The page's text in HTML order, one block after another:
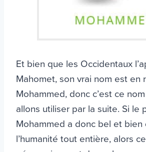
Et bien que les Occidentaux
Mahomet, son vrai nom est en
Mohammed, donc c’est ce
allons utiliser par la suite. Si le
Mohammed a donc bel et bien
l’humanité tout entière, alors